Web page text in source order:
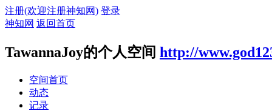
注册(欢迎注册神知网) 登录
神知网 返回首页
TawannaJoy的个人空间 http://
空间首页
动态
记录